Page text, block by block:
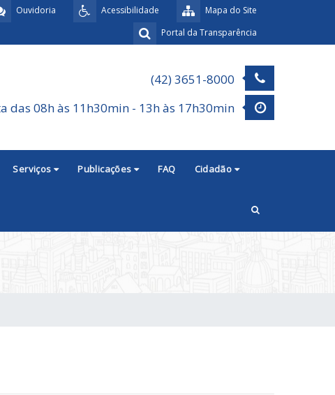
Mapa do Site
Acessibilidade
Ouvidoria
Portal da Transparência
(42) 3651-8000
das 08h às 11h30min - 13h às 17h30min
Serviços Publicações FAQ Cidadão